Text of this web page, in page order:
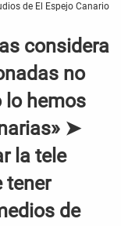
de El Espejo Canario
considera
no
lo hemos
➤
la tele
tener
de